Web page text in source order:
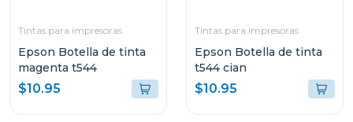
Tintas para impresoras
Epson Botella de tinta
magenta t544
$10.95
Tintas para impresoras
Epson Botella de tinta
t544 cian
$10.95